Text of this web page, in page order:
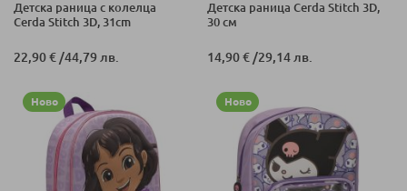
Детска раница с колелца
Cerda Stitch 3D, 31cm
22,90 €/44,79 лв.
Детска раница Cerda Stitch 3D,
30 см
14,90 €/29,14 лв.
Ново Ново